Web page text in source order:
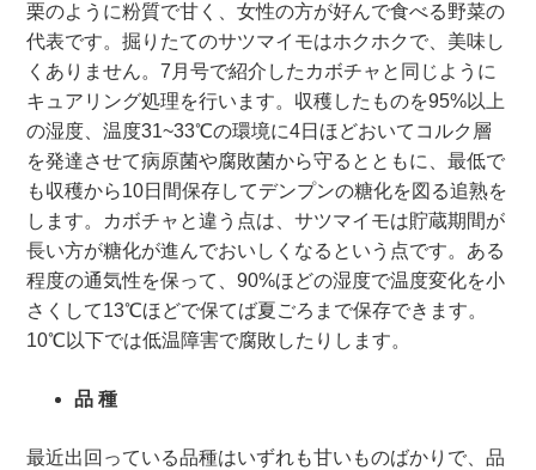
栗のように粉質で甘く、女性の方が好んで食べる野菜の
代表です。掘りたてのサツマイモはホクホクで、美味し
くありません。7月号で紹介したカボチャと同じように
キュアリング処理を行います。収穫したものを95%以上
の湿度、温度31~33℃の環境に4日ほどおいてコルク層
を発達させて病原菌や腐敗菌から守るとともに、最低で
も収穫から10日間保存してデンプンの糖化を図る追熟を
します。カボチャと違う点は、サツマイモは貯蔵期間が
長い方が糖化が進んでおいしくなるという点です。ある
程度の通気性を保って、90%ほどの湿度で温度変化を小
さくして13℃ほどで保てば夏ごろまで保存できます。
10℃以下では低温障害で腐敗したりします。
品 種
最近出回っている品種はいずれも甘いものばかりで、品